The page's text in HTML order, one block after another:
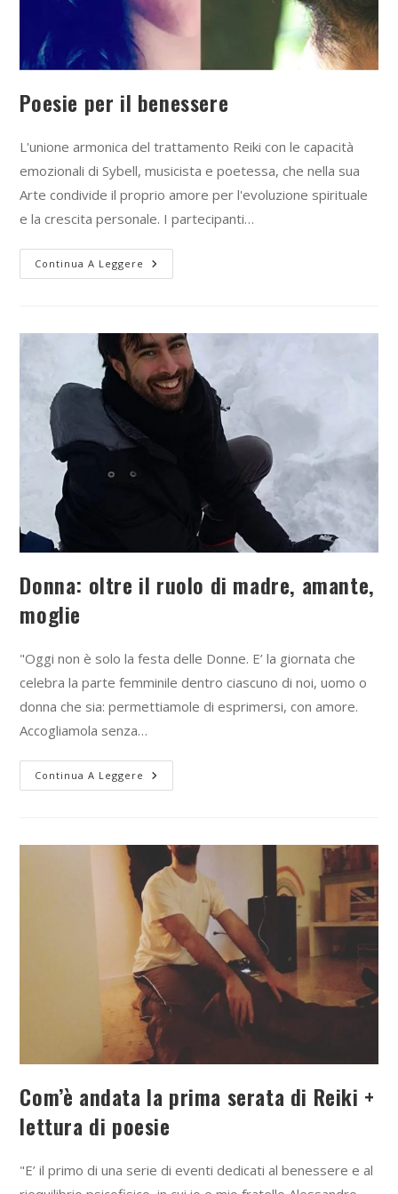
Poesie per il benessere
L'unione armonica del trattamento Reiki con le capacità
emozionali di Sybell, musicista e poetessa, che nella sua
Arte condivide il proprio amore per l'evoluzione spirituale
e la crescita personale. I partecipanti…
Continua A Leggere
Donna: oltre il ruolo di madre, amante,
moglie
"Oggi non è solo la festa delle Donne. E’ la giornata che
celebra la parte femminile dentro ciascuno di noi, uomo o
donna che sia: permettiamole di esprimersi, con amore.
Accogliamola senza…
Continua A Leggere
Com’è andata la prima serata di Reiki +
lettura di poesie
"E’ il primo di una serie di eventi dedicati al benessere e al